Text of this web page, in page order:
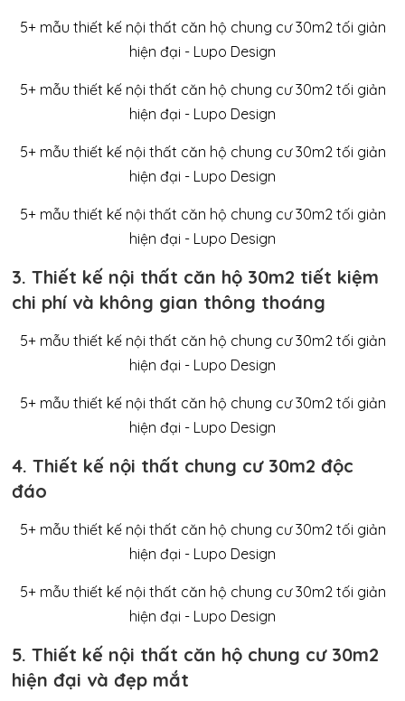
3. Thiết kế nội thất căn hộ 30m2 tiết kiệm
chi phí và không gian thông thoáng
4. Thiết kế nội thất chung cư 30m2 độc
đáo
5. Thiết kế nội thất căn hộ chung cư 30m2
hiện đại và đẹp mắt